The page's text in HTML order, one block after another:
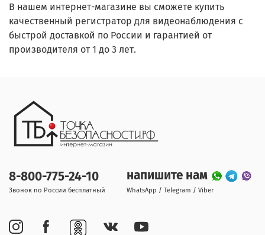
В нашем интернет-магазине вы сможете купить
качественный регистратор для видеонаблюдения с
быстрой доставкой по России и гарантией от
производителя от 1 до 3 лет.
8-800-775-24-10
Звонок по России бесплатный
напишите нам
WhatsApp / Telegram / Viber